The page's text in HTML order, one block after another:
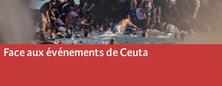
Face aux événements de Ceuta